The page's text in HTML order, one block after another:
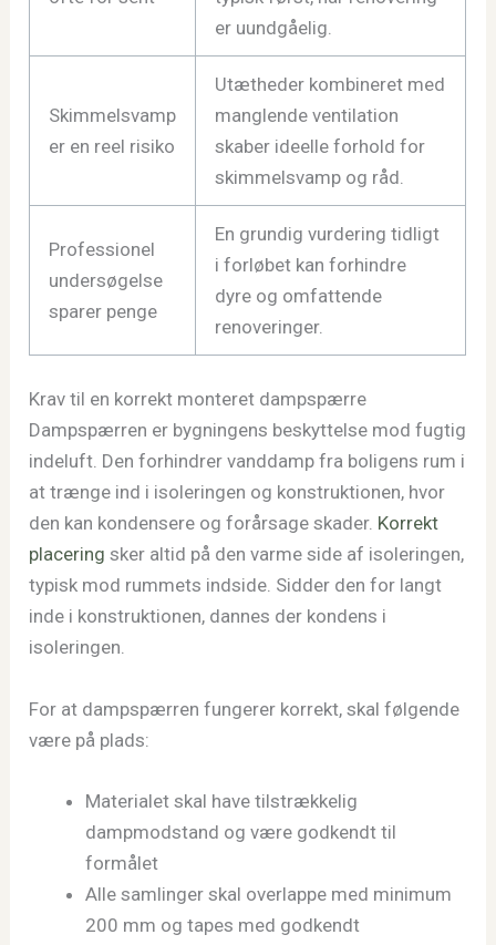
er uundgåelig.
Skimmelsvamp
er en reel risiko
Utætheder kombineret med
manglende ventilation
skaber ideelle forhold for
skimmelsvamp og råd.
Professionel
undersøgelse
sparer penge
En grundig vurdering tidligt
i forløbet kan forhindre
dyre og omfattende
renoveringer.
Krav til en korrekt monteret dampspærre
Dampspærren er bygningens beskyttelse mod fugtig
indeluft. Den forhindrer vanddamp fra boligens rum i
at trænge ind i isoleringen og konstruktionen, hvor
den kan kondensere og forårsage skader. Korrekt
placering sker altid på den varme side af isoleringen,
typisk mod rummets indside. Sidder den for langt
inde i konstruktionen, dannes der kondens i
isoleringen.
For at dampspærren fungerer korrekt, skal følgende
være på plads:
Materialet skal have tilstrækkelig
dampmodstand og være godkendt til
formålet
Alle samlinger skal overlappe med minimum
200 mm og tapes med godkendt